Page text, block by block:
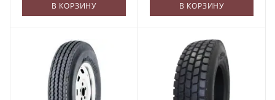
В КОРЗИНУ В КОРЗИНУ